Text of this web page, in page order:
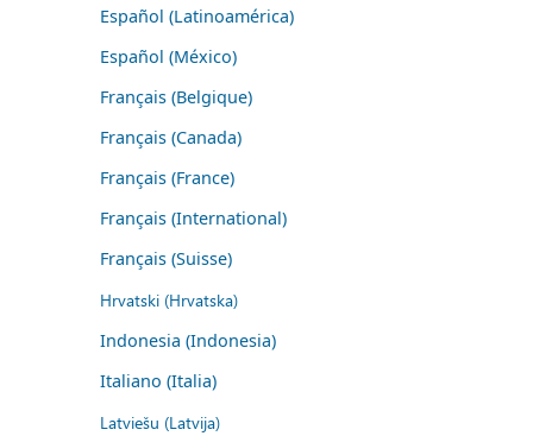
Español (Latinoamérica)
Español (México)
Français (Belgique)
Français (Canada)
Français (France)
Français (International)
Français (Suisse)
Hrvatski (Hrvatska)
Indonesia (Indonesia)
Italiano (Italia)
Latviešu (Latvija)